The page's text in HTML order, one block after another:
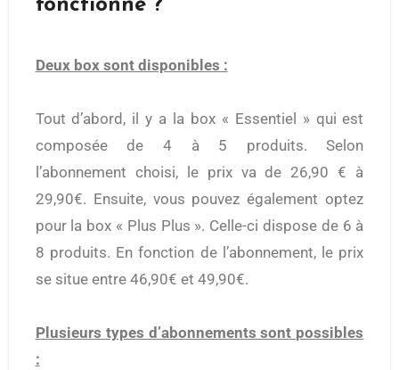
fonctionne ?
Deux box sont disponibles :
Tout d’abord, il y a la box « Essentiel » qui est
composée de 4 à 5 produits. Selon
l’abonnement choisi, le prix va de 26,90 € à
29,90€. Ensuite, vous pouvez également optez
pour la box « Plus Plus ». Celle-ci dispose de 6 à
8 produits. En fonction de l’abonnement, le prix
se situe entre 46,90€ et 49,90€.
Plusieurs types d’abonnements sont possibles
: